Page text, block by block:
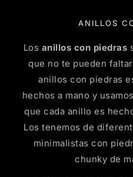
ANILLOS
Los anillos con piedras
que no te pueden
anillos con piedras
hechos a mano y
que cada anillo es
Los tenemos de
minimalistas con
chunky de